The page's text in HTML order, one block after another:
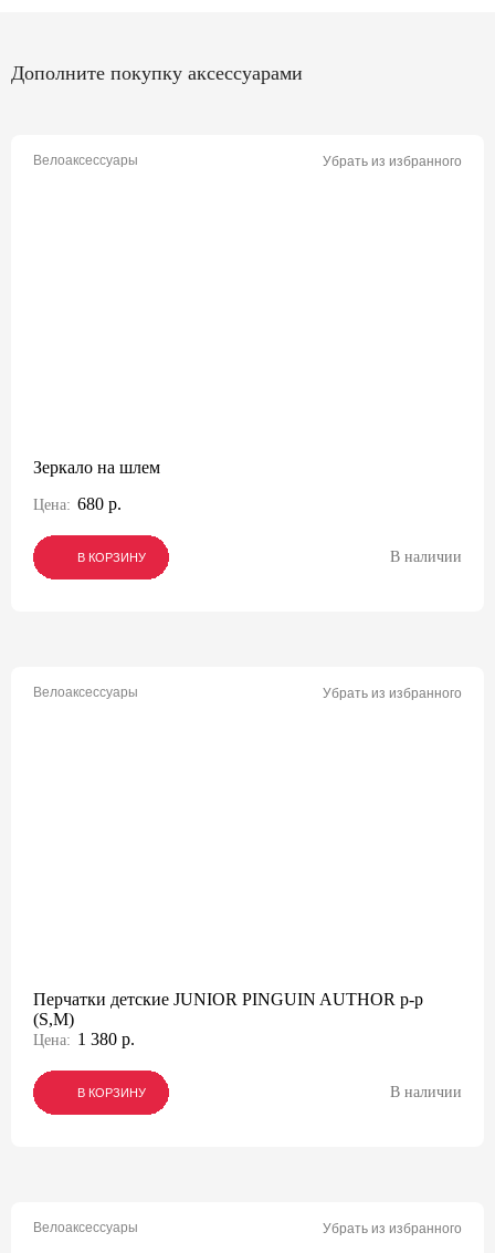
Дополните покупку аксессуарами
Велоаксессуары Убрать из избранного
Зеркало на шлем
Цена: 680 р.
В КОРЗИНУ
В КОРЗИНУ
В КОРЗИНУ В наличии
Велоаксессуары Убрать из избранного
Перчатки детские JUNIOR PINGUIN AUTHOR p-p
(S,M)
Цена: 1 380 р.
В КОРЗИНУ
В КОРЗИНУ
В КОРЗИНУ В наличии
Велоаксессуары Убрать из избранного